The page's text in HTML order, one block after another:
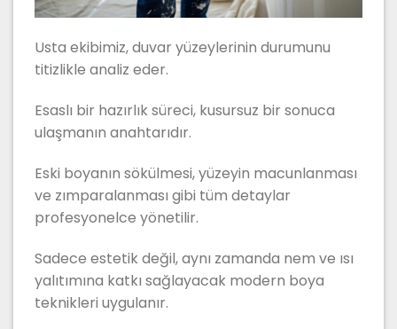
Usta ekibimiz, duvar yüzeylerinin durumunu
titizlikle analiz eder.
Esaslı bir hazırlık süreci, kusursuz bir sonuca
ulaşmanın anahtarıdır.
Eski boyanın sökülmesi, yüzeyin macunlanması
ve zımparalanması gibi tüm detaylar
profesyonelce yönetilir.
Sadece estetik değil, aynı zamanda nem ve ısı
yalıtımına katkı sağlayacak modern boya
teknikleri uygulanır.